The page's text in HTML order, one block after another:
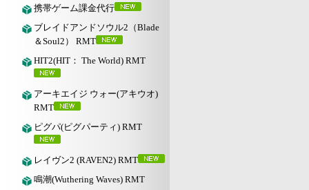
携帯ゲーム課金代行
ブレイドアンドソウル2（Blade
＆Soul2） RMT
HIT2(HIT： The World) RMT
アーキエイジ ウォー(アキウオ)
RMT
ピグパ(ピグパーティ) RMT
レイヴン2 (RAVEN2) RMT
鳴潮(Wuthering Waves) RMT